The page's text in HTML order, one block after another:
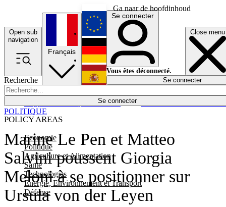
Ga naar de hoofdinhoud
Open sub
navigation
Close menu
Recherche
Se connecter
POLICY AREAS
Economie
Politique
Agriculture et Alimentation
Santé
Technologies
Energie, Environnement et Transport
Défense
Économie
Français
English
Deutsch
Español
Se connecter
Vous êtes déconnecté.
Se connecter
Marine Le Pen et Matteo
Salvini poussent Giorgia
Meloni à se positionner sur
Ursula von der Leyen
POLITIQUE